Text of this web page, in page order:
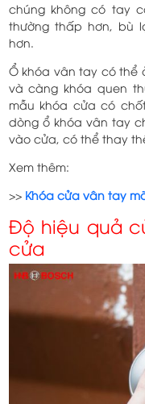
chúng không có tay
thường thấp hơn, bù
hơn.
Ổ khóa vân tay có thể
và càng khóa quen
mẫu khóa cửa có
dòng ổ khóa vân tay
vào cửa, có thể thay
Xem thêm:
>> Khóa cửa vân tay
Độ hiệu quả
cửa